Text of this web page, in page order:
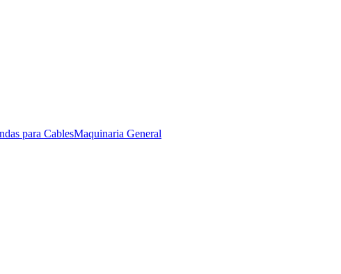
para CablesMaquinaria General